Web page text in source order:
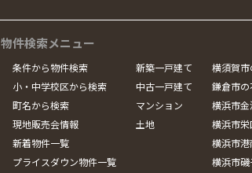
物件検索メニュー
条件から物件検索
小・中学校区から検索
町名から検索
現地販売会情報
新着物件一覧
プライスダウン物件一覧
新築一戸建て
中古一戸建て
マンション
土地
横須賀
鎌倉市
横浜市
横浜市
横浜市
横浜市